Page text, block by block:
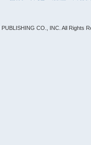
CO., INC. All Rights